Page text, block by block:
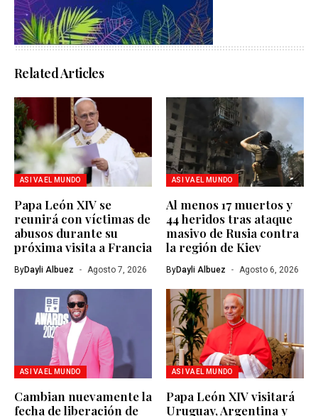
Related Articles
ASI VA EL MUNDO
Papa León XIV se
reunirá con víctimas de
abusos durante su
próxima visita a Francia
ByDayli Albuez Agosto 7, 2026
ASI VA EL MUNDO
Al menos 17 muertos y
44 heridos tras ataque
masivo de Rusia contra
la región de Kiev
ByDayli Albuez Agosto 6, 2026
ASI VA EL MUNDO
Cambian nuevamente la
fecha de liberación de
ASI VA EL MUNDO
Papa León XIV visitará
Uruguay, Argentina y